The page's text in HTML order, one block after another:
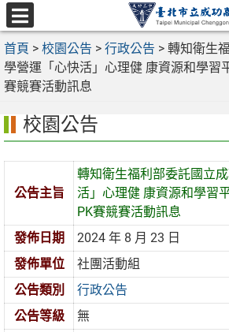
跳
至
主
要
內
選
單
首頁 > 校園公告 > 行政公告 > 轉知衛生
學營運「心快活」心理健 康資源和學習
賽競賽活動訊息
校園公告
公告主旨
轉知衛生福利部委託國立
活」心理健 康資源和學習
PK賽競賽活動訊息
發佈日期
2024 年 8 月 23 日
發佈單位
社團活動組
公告類別
行政公告
公告等級
無